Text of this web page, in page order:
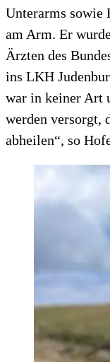
Unterarms sowie
am Arm. Er
Ärzten des
ins LKH
war in keiner Art
werden versorgt,
abheilen“, so